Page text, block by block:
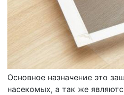
МОСКИТНЫЕ СЕТКИ
ОКОННЫЕ
Основное назначение это
насекомых, а так же